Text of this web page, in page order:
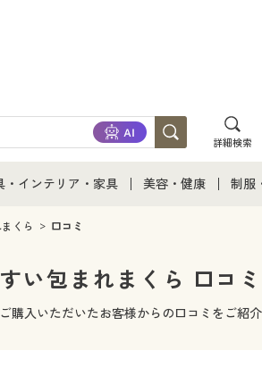
詳細検索
用品
・インテリア・家具
・インテリア・家具通販すべて
・収納
・ベッド
美容・健康
美容・健康・サプリ
制服
制
ジュ
くら 口コミ
い包まれまくら 口コミ
購入いただいたお客様からの口コミをご紹介